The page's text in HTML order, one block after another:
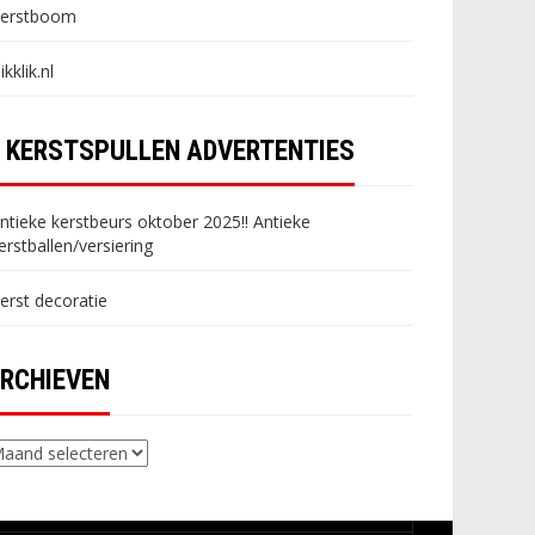
KERSTSPULLEN ADVERTENTIES
kerstbeurs oktober 2025!! Antieke
versiering
decoratie